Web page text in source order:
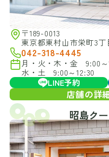
〒189-0013
東京都東村山市栄町3丁
042-318-4445
月・火・木・金 9:00
水・土 9:00～12:30
LINE予約
店舗の詳
昭島ク